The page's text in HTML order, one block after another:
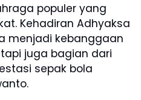
populer yang
Kehadiran Adhyaksa
menjadi kebanggaan
juga bagian dari
sepak bola